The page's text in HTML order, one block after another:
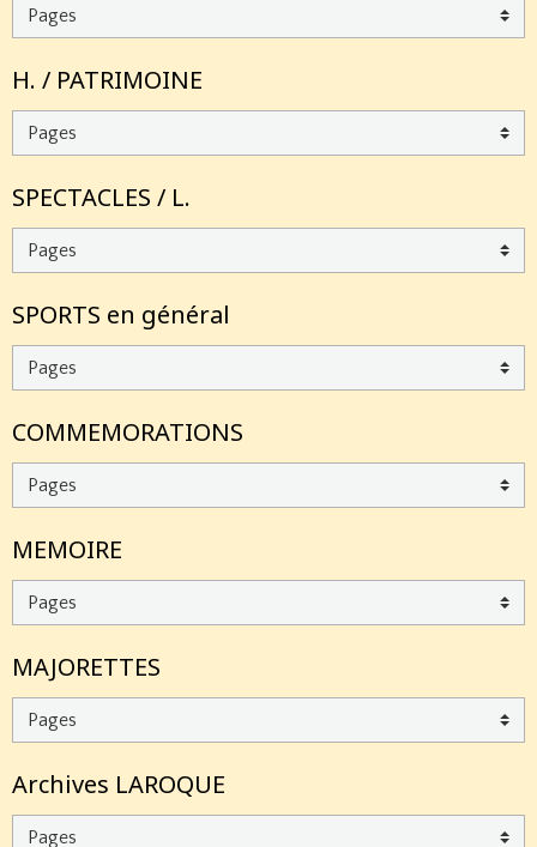
H. / PATRIMOINE
SPECTACLES / L.
SPORTS en général
COMMEMORATIONS
MEMOIRE
MAJORETTES
Archives LAROQUE